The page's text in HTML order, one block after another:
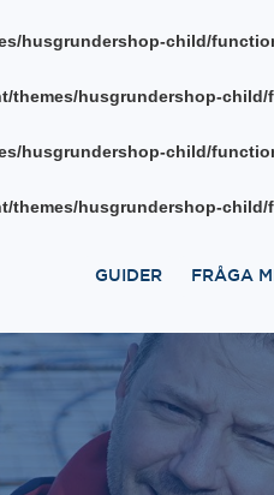
husgrundershop-child/
themes/husgrundershop-
husgrundershop-child/
themes/husgrundershop-
GUIDER FRÅGA